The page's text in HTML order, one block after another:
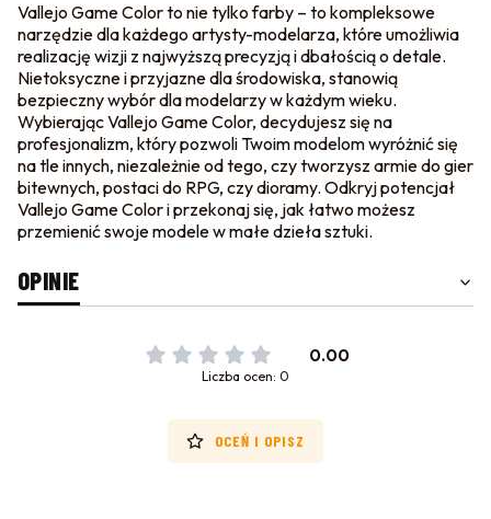
Vallejo Game Color to nie tylko farby – to kompleksowe
narzędzie dla każdego artysty-modelarza, które umożliwia
realizację wizji z najwyższą precyzją i dbałością o detale.
Nietoksyczne i przyjazne dla środowiska, stanowią
bezpieczny wybór dla modelarzy w każdym wieku.
Wybierając Vallejo Game Color, decydujesz się na
profesjonalizm, który pozwoli Twoim modelom wyróżnić się
na tle innych, niezależnie od tego, czy tworzysz armie do gier
bitewnych, postaci do RPG, czy dioramy. Odkryj potencjał
Vallejo Game Color i przekonaj się, jak łatwo możesz
przemienić swoje modele w małe dzieła sztuki.
OPINIE
0.00
Liczba ocen: 0
OCEŃ I OPISZ